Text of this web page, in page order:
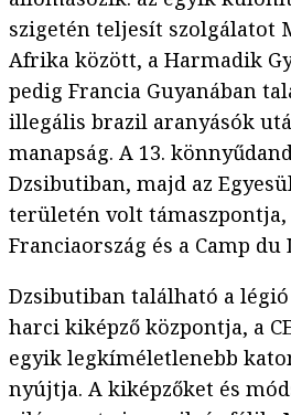
szigetén teljesít szolgálatot
Afrika között, a Harmadik
pedig Francia Guyanában
illegális brazil aranyásók
manapság. A 13.
Dzsibutiban, majd az
területén volt támaszpontja,
Franciaország és a Camp du
Dzsibutiban található a
harci kiképző központja, a
egyik legkíméletlenebb
nyújtja. A kiképzőket és